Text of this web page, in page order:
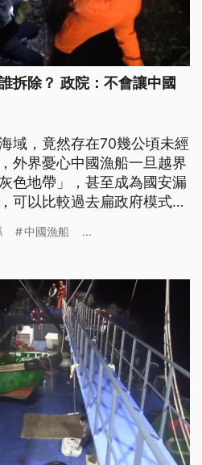
拆除？ 政院：不會讓中國
域，竟然存在70幾公頃未經
外界憂心中國漁船一旦越界
色地帶」，甚至成為國安漏
可以比較過去扁政府模式，
入我方水域，違法蚵架將由
中國漁船 ...